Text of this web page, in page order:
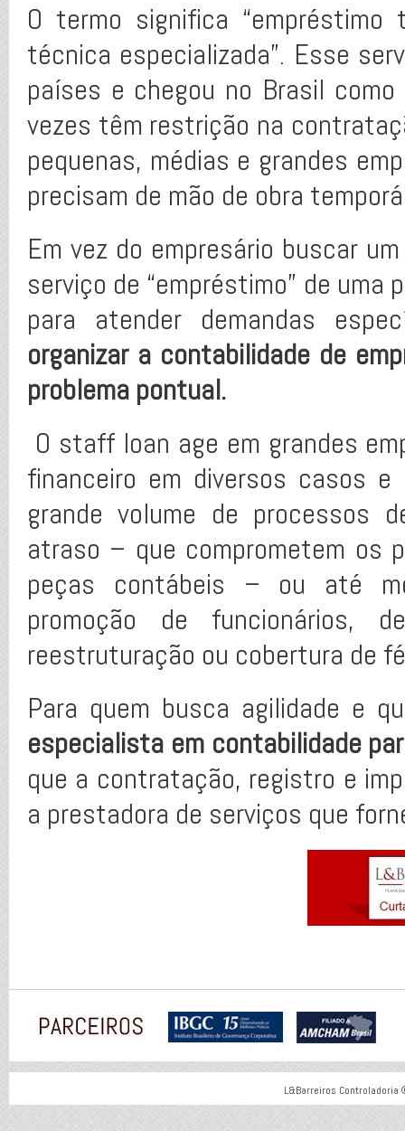
O termo significa
técnica especializada”. Esse
países e chegou no Brasil
vezes têm restrição na
pequenas, médias e grandes
precisam de mão de obra
Em vez do empresário buscar
serviço de “empréstimo” de
para atender demandas
organizar a contabilidade de
problema pontual.
O staff loan age em grandes
financeiro em diversos casos
grande volume de processos
atraso – que comprometem os
peças contábeis – ou até
promoção de funcionários,
reestruturação ou cobertura de
Para quem busca agilidade e
especialista em contabilidade
que a contratação, registro e
a prestadora de serviços que
L&Barreiros